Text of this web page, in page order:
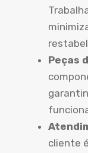
Peças
cliente